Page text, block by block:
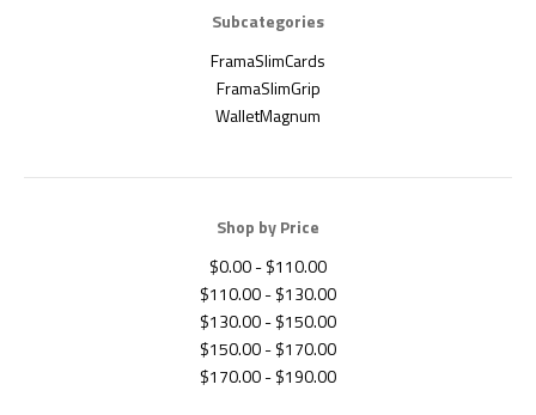
Subcategories
FramaSlimCards
FramaSlimGrip
WalletMagnum
Shop by Price
$0.00 - $110.00
$110.00 - $130.00
$130.00 - $150.00
$150.00 - $170.00
$170.00 - $190.00